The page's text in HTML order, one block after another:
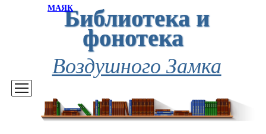
МАЯКБиблиотека и
фонотека
Воздушного Замка